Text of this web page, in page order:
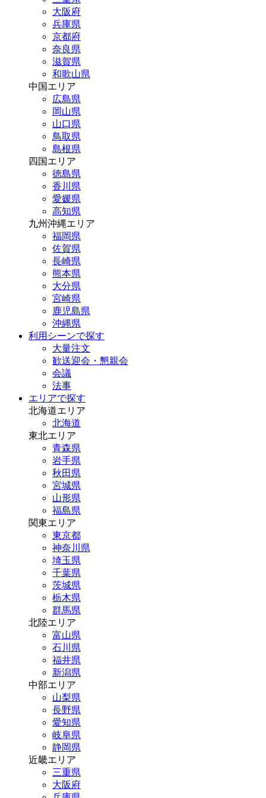
大阪府
兵庫県
京都府
奈良県
滋賀県
和歌山県
中国エリア
広島県
岡山県
山口県
鳥取県
島根県
四国エリア
徳島県
香川県
愛媛県
高知県
九州沖縄エリア
福岡県
佐賀県
長崎県
熊本県
大分県
宮崎県
鹿児島県
沖縄県
利用シーンで探す
大量注文
歓送迎会・懇親会
会議
法事
エリアで探す
北海道エリア
北海道
東北エリア
青森県
岩手県
秋田県
宮城県
山形県
福島県
関東エリア
東京都
神奈川県
埼玉県
千葉県
茨城県
栃木県
群馬県
北陸エリア
富山県
石川県
福井県
新潟県
中部エリア
山梨県
長野県
愛知県
岐阜県
静岡県
近畿エリア
三重県
大阪府